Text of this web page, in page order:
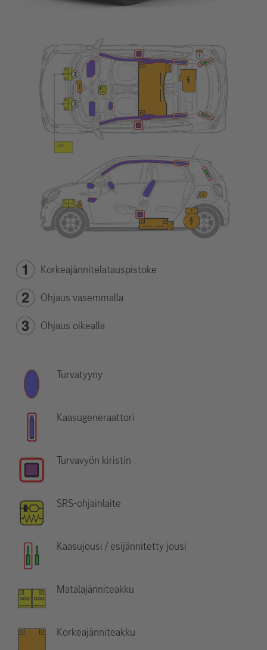
Korkeajännitelatauspistoke
Ohjaus vasemmalla
Ohjaus oikealla
Turvatyyny
Kaasugeneraattori
Turvavyön kiristin
SRS-ohjainlaite
Kaasujousi / esijännitetty jousi
Matalajänniteakku
Korkeajänniteakku